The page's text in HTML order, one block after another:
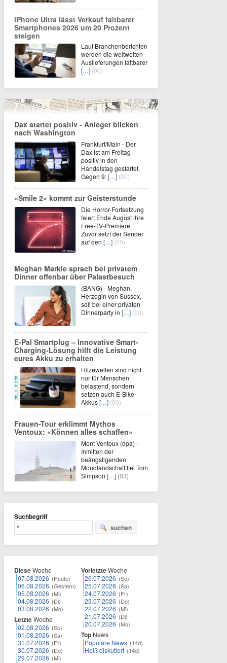
iPhone Ultra lässt Verkauf faltbarer
Smartphones 2026 um 20 Prozent
steigen
Laut Branchenberichten
werden die weltweiten
Auslieferungen faltbarer
[…] (00)
Dax startet positiv - Anleger blicken
nach Washington
Frankfurt/Main - Der
Dax ist am Freitag
positiv in den
Handelstag gestartet.
Gegen 9:[…] (00)
«Smile 2» kommt zur Geisterstunde
Die Horror-Fortsetzung
feiert Ende August ihre
Free-TV-Premiere.
Zuvor setzt der Sender
auf den […] (00)
Meghan Markle sprach bei privatem
Dinner offenbar über Palastbesuch
(BANG) - Meghan,
Herzogin von Sussex,
soll bei einer privaten
Dinnerparty in […] (00)
E-Pal Smartplug – Innovative Smart-
Charging-Lösung hilft die Leistung
eures Akku zu erhalten
Hitzewellen sind nicht
nur für Menschen
belastend, sondern
setzen auch E-Bike-
Akkus[…] (00)
Frauen-Tour erklimmt Mythos
Ventoux: «Können alles schaffen»
Mont Ventoux (dpa) -
Inmitten der
beängstigenden
Mondlandschaft fiel Tom
Simpson […] (03)
Suchbegriff
suchen
DieseWoche
07.08.2026 (Heute)
06.08.2026 (Gestern)
05.08.2026 (Mi)
04.08.2026 (Di)
03.08.2026 (Mo)
LetzteWoche
02.08.2026 (So)
01.08.2026 (Sa)
31.07.2026 (Fr)
30.07.2026 (Do)
29.07.2026 (Mi)
VorletzteWoche
26.07.2026 (So)
25.07.2026 (Sa)
24.07.2026 (Fr)
23.07.2026 (Do)
22.07.2026 (Mi)
21.07.2026 (Di)
20.07.2026 (Mo)
Top News
Populäre News (14d)
Heiß diskutiert (14d)